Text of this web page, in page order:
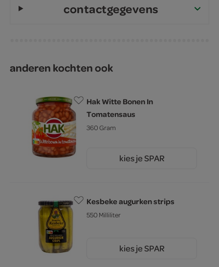
contactgegevens
anderen kochten ook
Hak Witte Bonen In
Tomatensaus
360 Gram
kies je SPAR
Kesbeke augurken strips
550 Milliliter
kies je SPAR